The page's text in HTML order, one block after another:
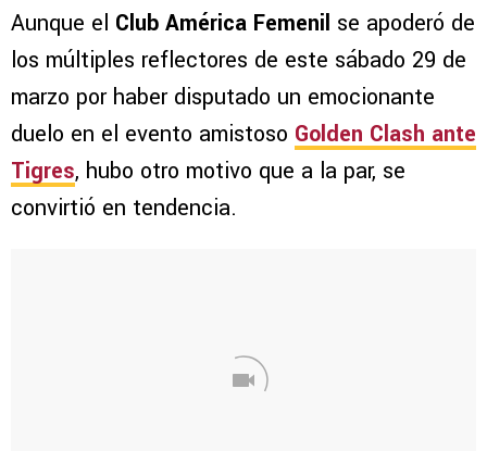
Aunque el Club América Femenil se apoderó de
los múltiples reflectores de este sábado 29 de
marzo por haber disputado un emocionante
duelo en el evento amistoso Golden Clash ante
Tigres, hubo otro motivo que a la par, se
convirtió en tendencia.